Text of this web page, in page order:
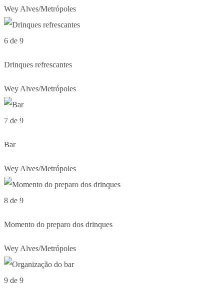
Wey Alves/Metrópoles
6 de 9
Drinques refrescantes
Wey Alves/Metrópoles
7 de 9
Bar
Wey Alves/Metrópoles
8 de 9
Momento do preparo dos drinques
Wey Alves/Metrópoles
9 de 9